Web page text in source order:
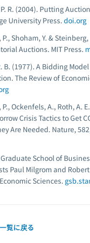
R. (2004). Putting
University Press. doi.org
Shoham, Y. &
Auctions. MIT Press.
B. (1977). A Bidding
The Review of
Ockenfels, A., Roth, A.
Crisis Tactics to Get
Are Needed. Nature, 582
School of
Paul Milgrom and
Sciences.
覧に戻る